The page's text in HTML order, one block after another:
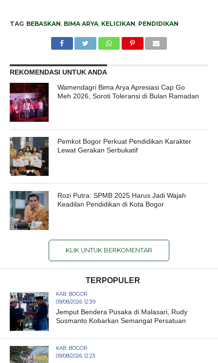
TAG BEBASKAN BIMA ARYA, KELICIKAN PENDIDIKAN
REKOMENDASI UNTUK ANDA
Wamendagri Bima Arya Apresiasi Cap Go
Meh 2026, Soroti Toleransi di Bulan Ramadan
Pemkot Bogor Perkuat Pendidikan Karakter
Lewat Gerakan Serbukatif
Rozi Putra: SPMB 2025 Harus Jadi Wajah
Keadilan Pendidikan di Kota Bogor
KLIK UNTUK BERKOMENTAR
TERPOPULER
KAB. BOGOR
09/08/2026 12:39
Jemput Bendera Pusaka di Malasari, Rudy
Susmanto Kobarkan Semangat Persatuan
KAB. BOGOR
09/08/2026 12:23